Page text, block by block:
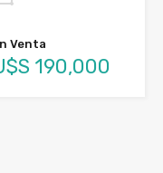
Venta
190,000